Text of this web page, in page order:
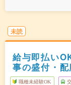
未読
給与即払い
事の盛付・配
職種未経験OK